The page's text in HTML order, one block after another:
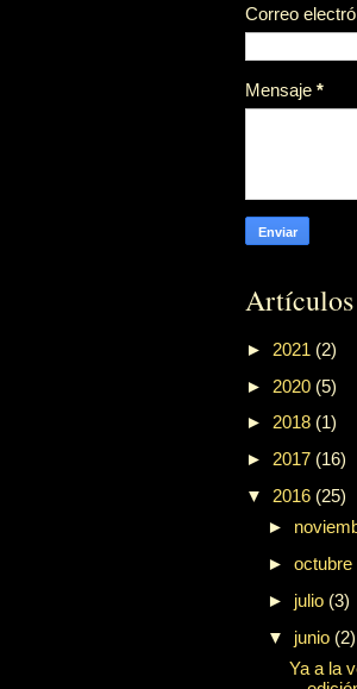
Correo
Mensaje *
► 2021 (2)
► 2020 (5)
► 2018 (1)
► 2017 (16)
▼ 2016 (25)
►
► octubre
► julio (3)
▼ junio (2)
Ya a la